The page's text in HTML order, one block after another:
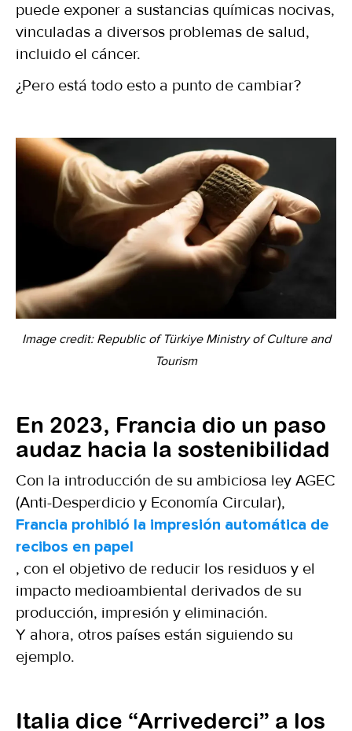
puede exponer a sustancias químicas nocivas,
vinculadas a diversos problemas de salud,
incluido el cáncer.
¿Pero está todo esto a punto de cambiar?
Image credit: Republic of Türkiye Ministry of Culture and
Tourism
En 2023, Francia dio un paso
audaz hacia la sostenibilidad
Con la introducción de su ambiciosa ley AGEC
(Anti-Desperdicio y Economía Circular),
Francia prohibió la impresión automática de
recibos en papel
, con el objetivo de reducir los residuos y el
impacto medioambiental derivados de su
producción, impresión y eliminación.
Y ahora, otros países están siguiendo su
ejemplo.
Italia dice “Arrivederci” a los